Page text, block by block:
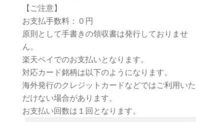
【ご注意】
お支払手数料：０円
原則として手書きの領収書は発行しておりませ
ん。
楽天ペイでのお支払いとなります。
対応カード銘柄は以下のようになります。
海外発行のクレジットカードなどではご利用いた
だけない場合があります。
お支払い回数は１回となります。